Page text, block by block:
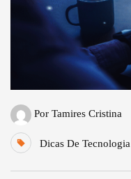
Por Tamires Cristina
Dicas De Tecnologia